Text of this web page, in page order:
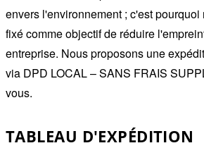
envers l'environnement ; c'est
fixé comme objectif de réduire
entreprise. Nous proposons une
via DPD LOCAL – SANS FRAIS
vous.
TABLEAU D'EXPÉDITION